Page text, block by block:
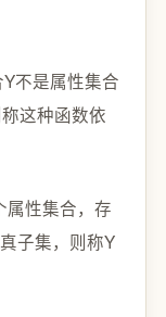
不是属性集合
这种函数依
属性集合，存
子集，则称Y